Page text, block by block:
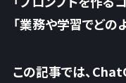
「業務や学習でどの
この記事では、